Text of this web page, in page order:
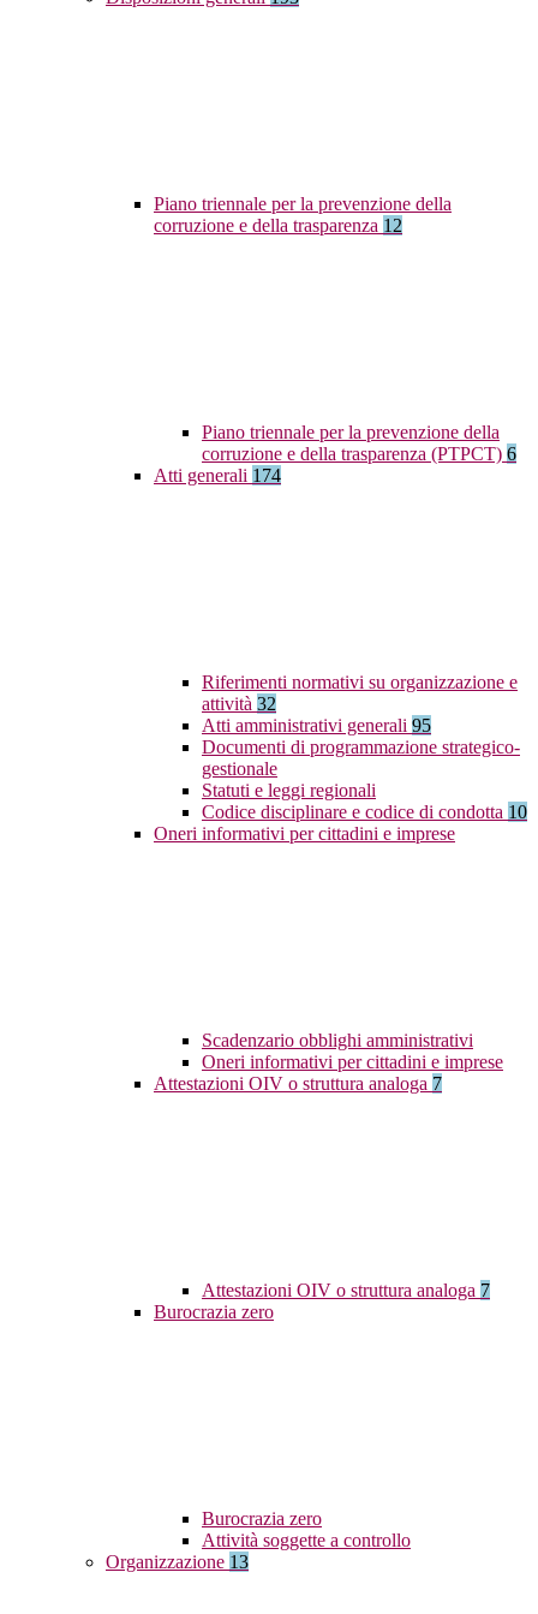
Piano triennale per la prevenzione della
corruzione e della trasparenza 12
Piano triennale per la prevenzione della
corruzione e della trasparenza (PTPCT) 6
Atti generali 174
Riferimenti normativi su organizzazione e
attività 32
Atti amministrativi generali 95
Documenti di programmazione strategico-
gestionale
Statuti e leggi regionali
Codice disciplinare e codice di condotta 10
Oneri informativi per cittadini e imprese
Scadenzario obblighi amministrativi
Oneri informativi per cittadini e imprese
Attestazioni OIV o struttura analoga 7
Attestazioni OIV o struttura analoga 7
Burocrazia zero
Burocrazia zero
Attività soggette a controllo
Organizzazione 13